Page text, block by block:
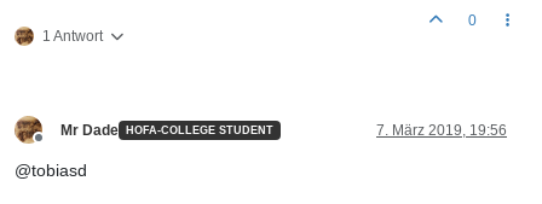
1 Antwort
0
Mr Dade HOFA-COLLEGE STUDENT 7. März 2019, 19:56
@tobiasd